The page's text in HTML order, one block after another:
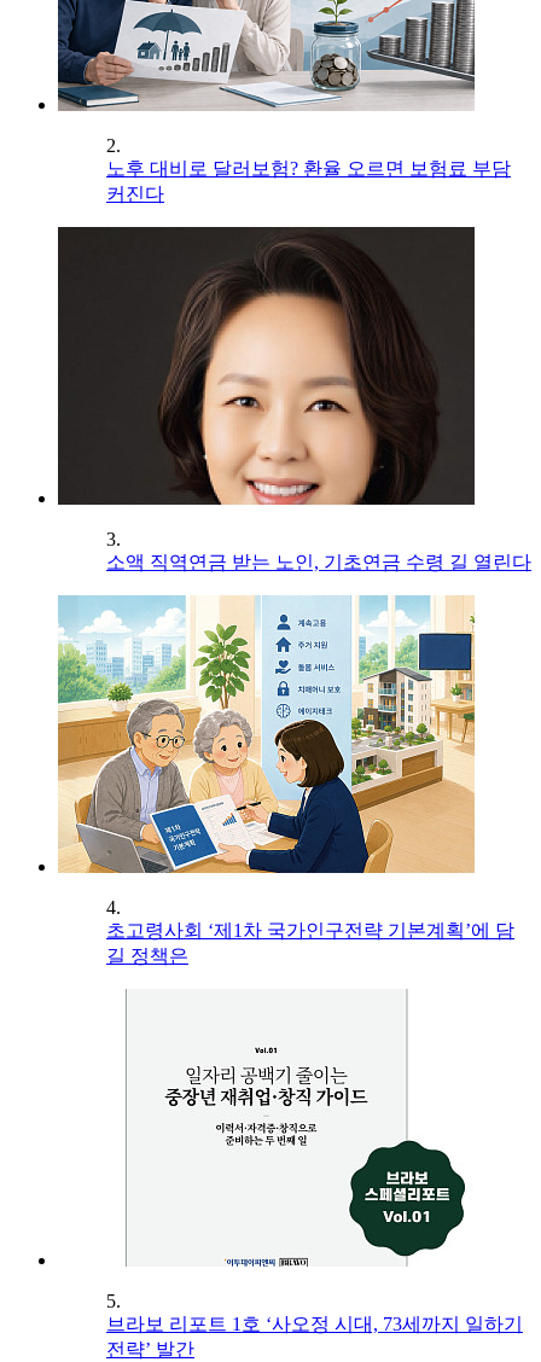
2.
노후 대비로 달러보험? 환율 오르면 보험료 부담
커진다
3.
소액 직역연금 받는 노인, 기초연금 수령 길 열린다
4.
초고령사회 ‘제1차 국가인구전략 기본계획’에 담
길 정책은
5.
브라보 리포트 1호 ‘사오정 시대, 73세까지 일하기
전략’ 발간